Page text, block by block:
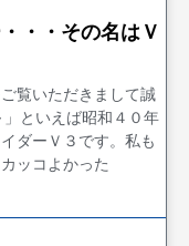
・・その名はＶ
覧いただきまして誠
といえば昭和４０年
ダーＶ３です。私も
ッコよかった